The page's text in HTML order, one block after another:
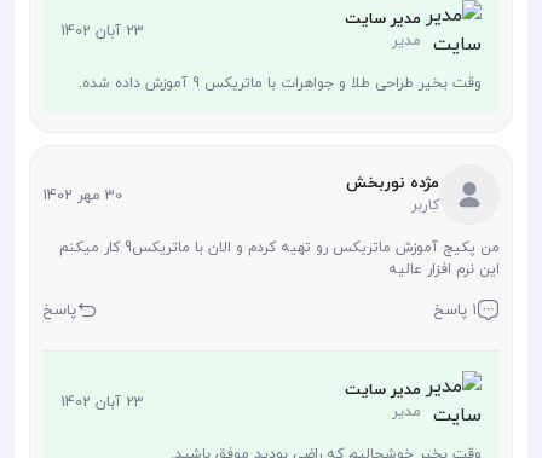
مدیر سایت
مدیر 23 آبان 1402
وقت بخیر طراحی طلا و جواهرات با ماتریکس 9 آموزش داده شده.
مژده نوربخش
کاربر 30 مهر 1402
من پکیج آموزش ماتریکس رو تهیه کردم و الان با ماتریکس9 کار میکنم
این نرم افزار عالیه
1 پاسخ پاسخ
مدیر سایت
مدیر 23 آبان 1402